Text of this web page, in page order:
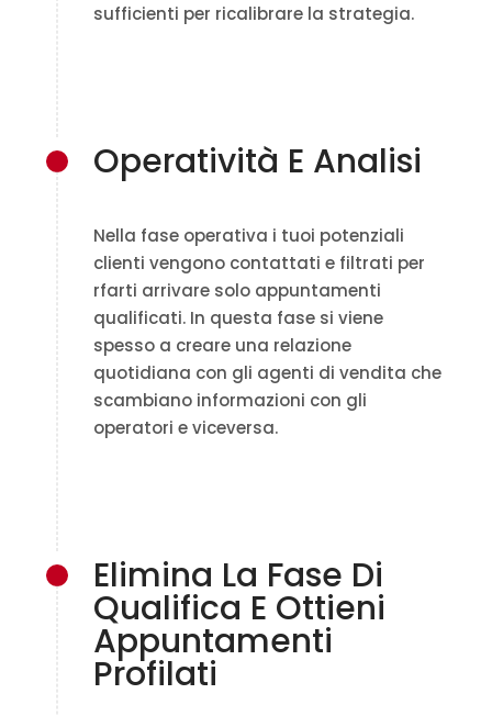
sufficienti per ricalibrare la strategia.
Operatività E Analisi
Nella fase operativa i tuoi potenziali
clienti vengono contattati e filtrati per
rfarti arrivare solo appuntamenti
qualificati. In questa fase si viene
spesso a creare una relazione
quotidiana con gli agenti di vendita che
scambiano informazioni con gli
operatori e viceversa.
Elimina La Fase Di
Qualifica E Ottieni
Appuntamenti
Profilati